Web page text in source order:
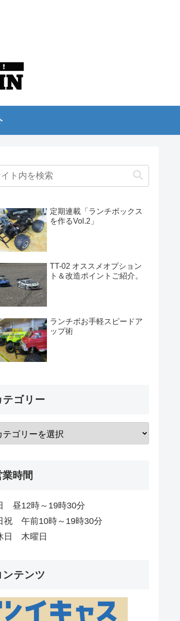
定期連載「ランチボックス
を作るVol.2」
TT-02 オススメオプション
ト＆改造ポイントご紹介。
ランチボお手軽スピードア
ップ術
テゴリー
業時間
昼12時～19時30分
祝 午前10時～19時30分
日 木曜日
ンテンツ